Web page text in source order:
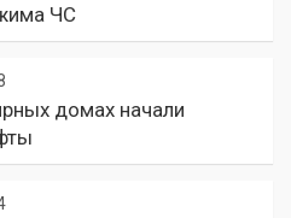
ЧС
домах начали